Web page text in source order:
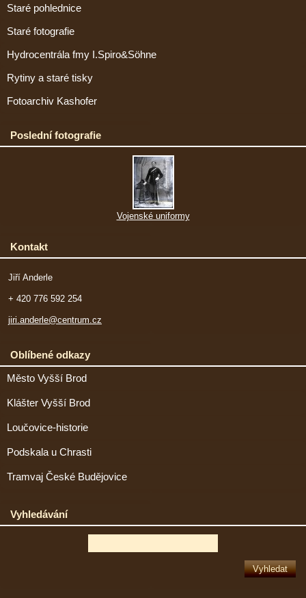
Staré pohlednice
Staré fotografie
Hydrocentrála fmy I.Spiro&Söhne
Rytiny a staré tisky
Fotoarchiv Kashofer
Poslední fotografie
Vojenské uniformy
Kontakt
Jiří Anderle
+ 420 776 592 254
jiri.anderle@centrum.cz
Oblíbené odkazy
Město Vyšší Brod
Klášter Vyšší Brod
Loučovice-historie
Podskala u Chrasti
Tramvaj České Budějovice
Vyhledávání